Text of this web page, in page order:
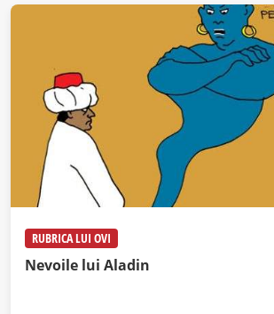
RUBRICA LUI OVI
Nevoile lui Aladin